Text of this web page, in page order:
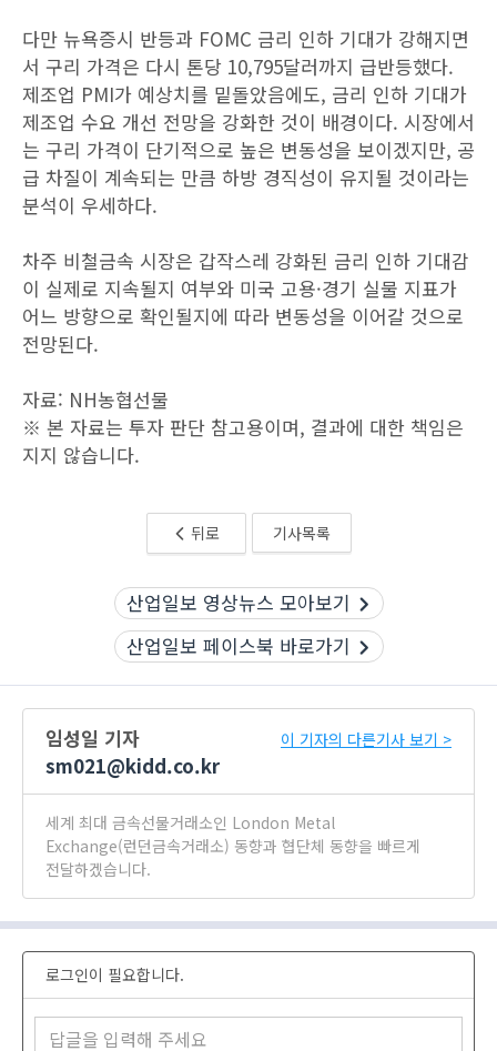
다만 뉴욕증시 반등과 FOMC 금리 인하 기대가 강해지면
서 구리 가격은 다시 톤당 10,795달러까지 급반등했다.
제조업 PMI가 예상치를 밑돌았음에도, 금리 인하 기대가
제조업 수요 개선 전망을 강화한 것이 배경이다. 시장에서
는 구리 가격이 단기적으로 높은 변동성을 보이겠지만, 공
급 차질이 계속되는 만큼 하방 경직성이 유지될 것이라는
분석이 우세하다.
차주 비철금속 시장은 갑작스레 강화된 금리 인하 기대감
이 실제로 지속될지 여부와 미국 고용·경기 실물 지표가
어느 방향으로 확인될지에 따라 변동성을 이어갈 것으로
전망된다.
자료: NH농협선물
※ 본 자료는 투자 판단 참고용이며, 결과에 대한 책임은
지지 않습니다.
뒤로 기사목록
산업일보 영상뉴스 모아보기
산업일보 페이스북 바로가기
임성일 기자
sm021@kidd.co.kr
이 기자의 다른기사 보기 >
세계 최대 금속선물거래소인 London Metal
Exchange(런던금속거래소) 동향과 협단체 동향을 빠르게
전달하겠습니다.
로그인이 필요합니다.